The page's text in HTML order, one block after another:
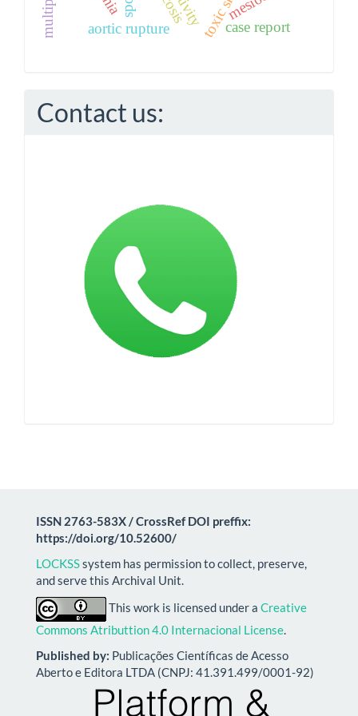
aortic rupture case report
Contact us:
ISSN 2763-583X / CrossRef DOI preffix:
https://doi.org/10.52600/
LOCKSSsystem has permission to collect, preserve,
and serve this Archival Unit.
This work is licensed under a Creative
Commons Atributtion 4.0 Internacional License.
Published by: Publicações Científicas de Acesso
Aberto e Editora LTDA (CNPJ: 41.391.499/0001-92)